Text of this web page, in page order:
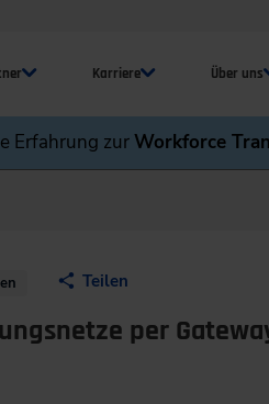
Karriere Über uns
Erfahrung zurWorkforce
Teilen
per